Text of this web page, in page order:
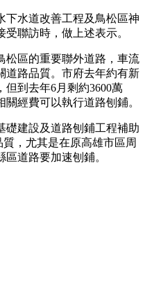
下水道改善工程及鳥松區神
聯訪時，做上述表示。
松區的重要聯外道路，車流
道路品質。市府去年約有新
但到去年6月剩約3600萬
經費可以執行道路刨鋪。
礎建設及道路刨鋪工程補助
，尤其是在原高雄市區周
道路要加速刨鋪。